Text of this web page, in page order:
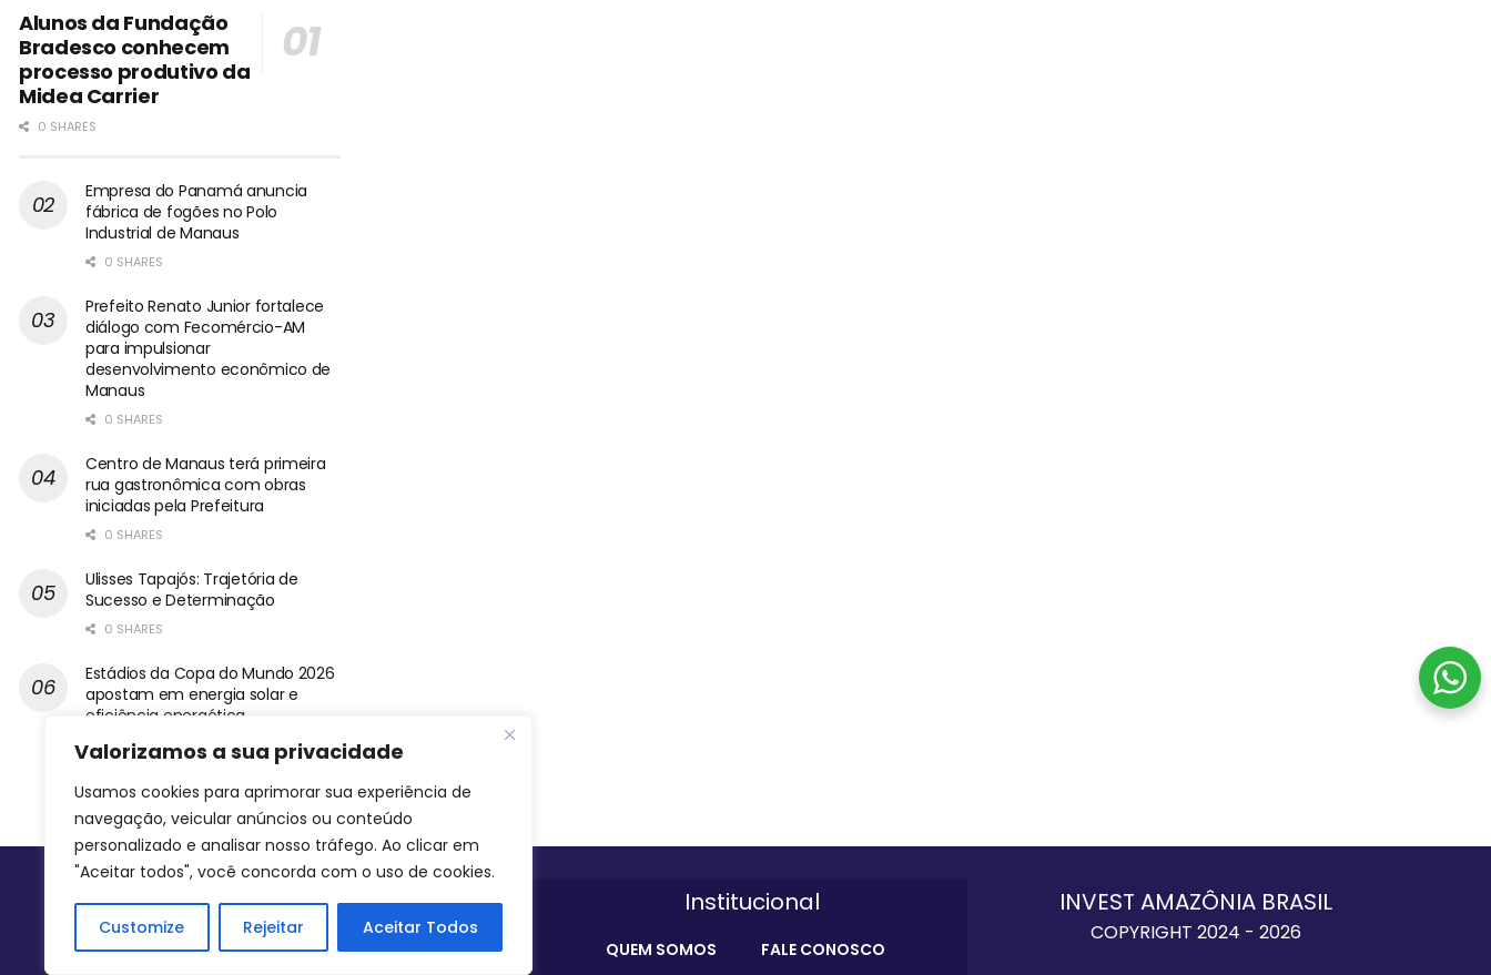
Valorizamos a sua privacidade
Usamos cookies para aprimorar sua experiência de
navegação, veicular anúncios ou conteúdo
personalizado e analisar nosso tráfego. Ao clicar em
"Aceitar todos", você concorda com o uso de cookies.
Customize Rejeitar Aceitar Todos
Alunos da Fundação
Bradesco conhecem
processo produtivo da
Midea Carrier
0 SHARES
Empresa do Panamá anuncia
fábrica de fogões no Polo
Industrial de Manaus
0 SHARES
Prefeito Renato Junior fortalece
diálogo com Fecomércio-AM
para impulsionar
desenvolvimento econômico de
Manaus
0 SHARES
Centro de Manaus terá primeira
rua gastronômica com obras
iniciadas pela Prefeitura
0 SHARES
Ulisses Tapajós: Trajetória de
Sucesso e Determinação
0 SHARES
Estádios da Copa do Mundo 2026
apostam em energia solar e
eficiência energética
0 SHARES
Siga-nos Institucional
QUEM SOMOS FALE CONOSCO
INVEST AMAZÔNIA BRASIL
COPYRIGHT 2024 - 2026